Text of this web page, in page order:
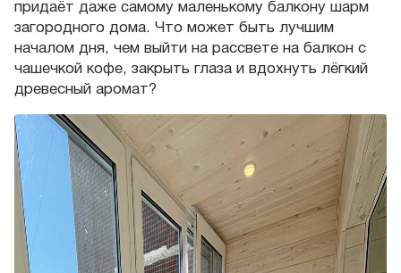
придаёт даже самому маленькому балкону шарм
загородного дома. Что может быть лучшим
началом дня, чем выйти на рассвете на балкон с
чашечкой кофе, закрыть глаза и вдохнуть лёгкий
древесный аромат?